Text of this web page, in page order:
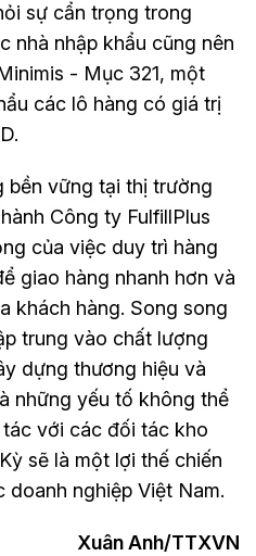
sự cẩn trọng trong
nhà nhập khẩu cũng nên
- Mục 321, một
các lô hàng có giá trị
vững tại thị trường
Công ty FulfillPlus
của việc duy trì hàng
giao hàng nhanh hơn và
khách hàng. Song song
trung vào chất lượng
dựng thương hiệu và
những yếu tố không thể
với các đối tác kho
sẽ là một lợi thế chiến
nghiệp Việt Nam.
Xuân Anh/TTXVN